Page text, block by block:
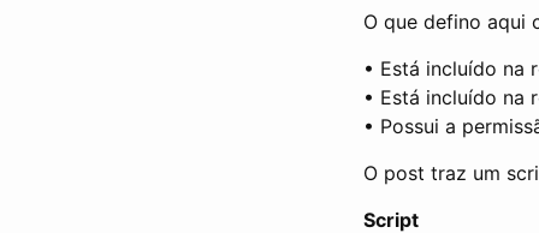
O que defino aqui
• Está incluído na
• Está incluído na
• Possui a
O post traz um
Script